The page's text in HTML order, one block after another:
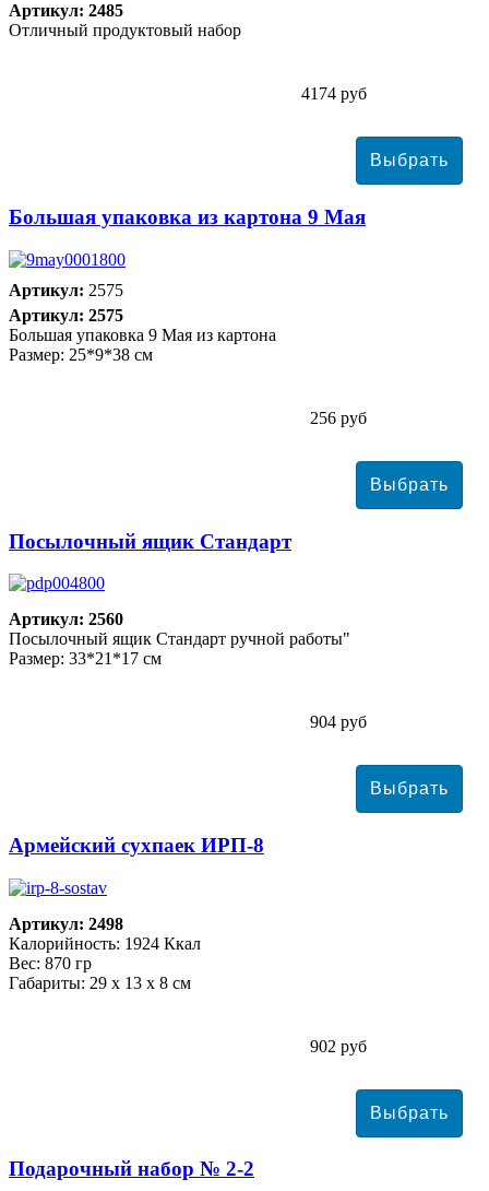
Артикул: 2485
Отличный продуктовый набор
4174 руб
Большая упаковка из картона 9 Мая
Артикул: 2575
Артикул: 2575
Большая упаковка 9 Мая из картона
Размер: 25*9*38 см
256 руб
Посылочный ящик Стандарт
Артикул: 2560
Посылочный ящик Стандарт ручной работы"
Размер: 33*21*17 см
904 руб
Армейский сухпаек ИРП-8
Артикул: 2498
Калорийность: 1924 Ккал
Вес: 870 гр
Габариты: 29 х 13 х 8 см
902 руб
Подарочный набор № 2-2